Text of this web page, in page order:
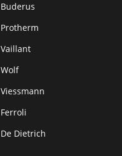
Buderus
Protherm
Vaillant
Wolf
Viessmann
Ferroli
De Dietrich